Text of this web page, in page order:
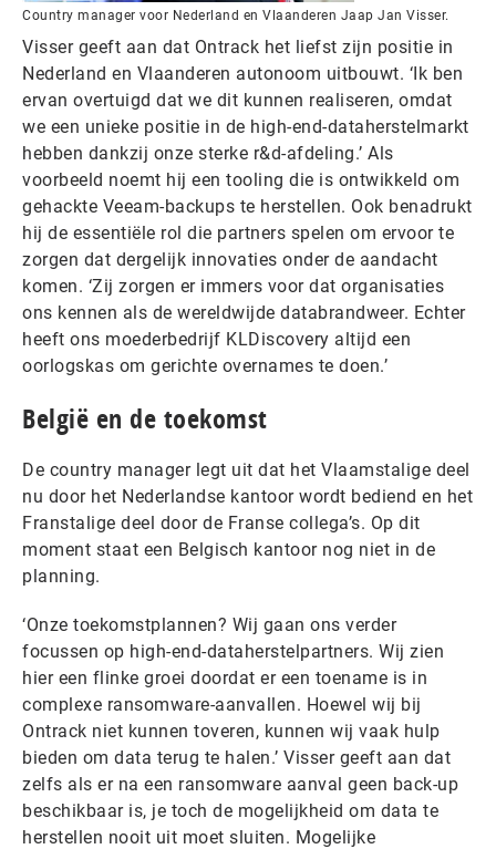
Country manager voor Nederland en Vlaanderen Jaap Jan Visser.
Visser geeft aan dat Ontrack het liefst zijn positie in
Nederland en Vlaanderen autonoom uitbouwt. ‘Ik ben
ervan overtuigd dat we dit kunnen realiseren, omdat
we een unieke positie in de high-end-dataherstelmarkt
hebben dankzij onze sterke r&d-afdeling.’ Als
voorbeeld noemt hij een tooling die is ontwikkeld om
gehackte Veeam-backups te herstellen. Ook benadrukt
hij de essentiële rol die partners spelen om ervoor te
zorgen dat dergelijk innovaties onder de aandacht
komen. ‘Zij zorgen er immers voor dat organisaties
ons kennen als de wereldwijde databrandweer. Echter
heeft ons moederbedrijf KLDiscovery altijd een
oorlogskas om gerichte overnames te doen.’
België en de toekomst
De country manager legt uit dat het Vlaamstalige deel
nu door het Nederlandse kantoor wordt bediend en het
Franstalige deel door de Franse collega’s. Op dit
moment staat een Belgisch kantoor nog niet in de
planning.
‘Onze toekomstplannen? Wij gaan ons verder
focussen op high-end-dataherstelpartners. Wij zien
hier een flinke groei doordat er een toename is in
complexe ransomware-aanvallen. Hoewel wij bij
Ontrack niet kunnen toveren, kunnen wij vaak hulp
bieden om data terug te halen.’ Visser geeft aan dat
zelfs als er na een ransomware aanval geen back-up
beschikbaar is, je toch de mogelijkheid om data te
herstellen nooit uit moet sluiten. Mogelijke